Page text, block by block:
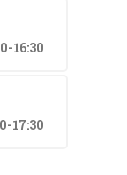
16:30
17:30